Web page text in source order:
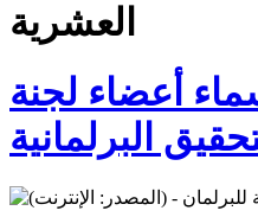
العشرية
أعضاء لجنة
البرلمانية